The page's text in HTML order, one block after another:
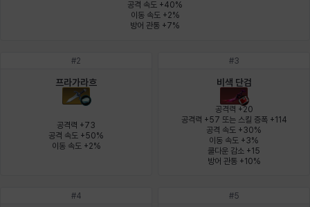
유스티나 유키
이안 재키
카밀로 캐시
크레이버 타지아
공격 속도 +40%
이동 속도 +2%
방어 관통 +7%
#2
프라가라흐
공격력 +73
공격 속도 +50%
이동 속도 +2%
#3
비색 단검
공격력 +20
공격력 +57 또는 스킬 증폭 +114
공격 속도 +30%
이동 속도 +3%
쿨다운 감소 +15
방어 관통 +10%
#4 #5